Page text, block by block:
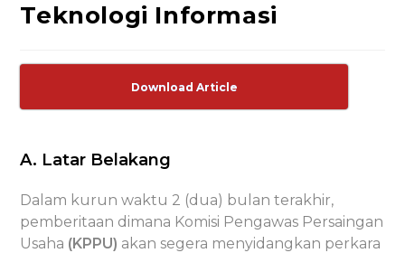
Teknologi Informasi
Download Article
A. Latar Belakang
Dalam kurun waktu 2 (dua) bulan terakhir,
pemberitaan dimana Komisi Pengawas Persaingan
Usaha (KPPU) akan segera menyidangkan perkara